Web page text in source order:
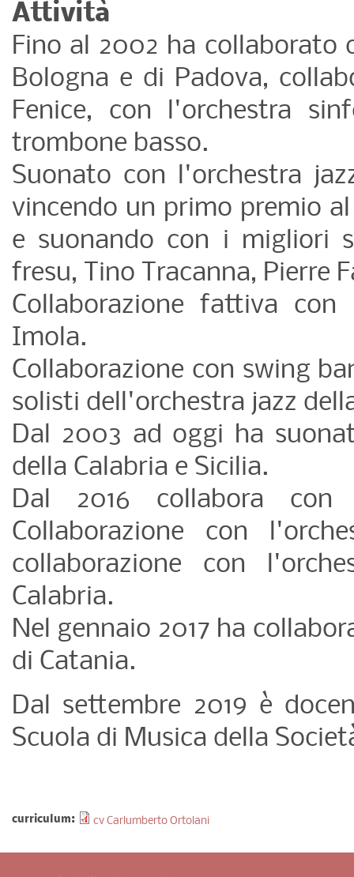
Attività
Fino al 2002 ha collaborato
Bologna e di Padova,
Fenice, con l'orchestra
trombone basso.
Suonato con l'orchestra
vincendo un primo premio
e suonando con i migliori
fresu, Tino Tracanna, Pierre
Collaborazione fattiva
Imola.
Collaborazione con swing
solisti dell'orchestra jazz
Dal 2003 ad oggi ha
della Calabria e Sicilia.
Dal 2016 collabora
Collaborazione con
collaborazione con
Calabria.
Nel gennaio 2017 ha
di Catania.
Dal settembre 2019 è
Scuola di Musica della
curriculum: cv Carlumberto Ortolani